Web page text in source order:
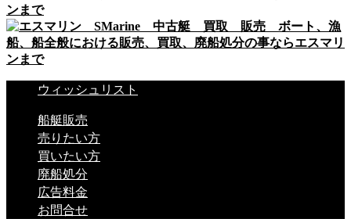
ウィッシュリスト
船艇販売
売りたい方
買いたい方
廃船処分
広告料金
お問合せ